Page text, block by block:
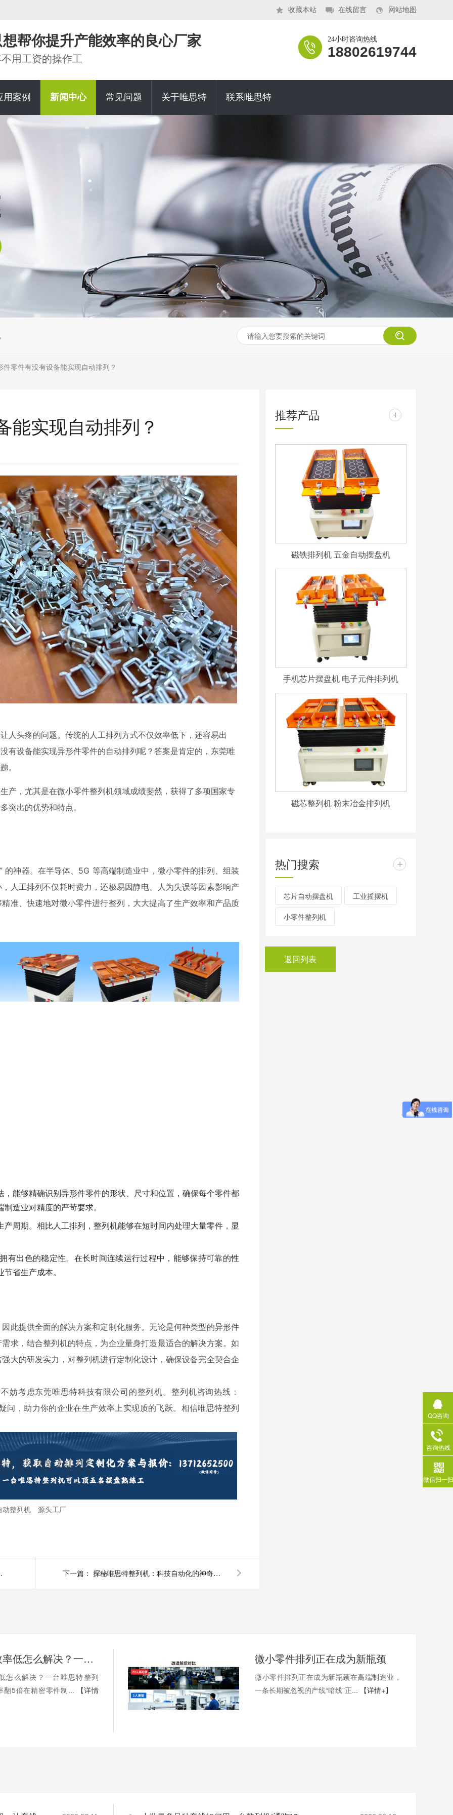
收藏本站 在线留言 网站地图
想帮你提升产能效率的良心厂家
用工资的操作工
24小时咨询热线
18802619744
用案例 新闻中心 常见问题 关于唯思特 联系唯思特
件零件有没有设备能实现自动排列？
能实现自动排列？
人头疼的问题。传统的人工排列方式不仅效率低下，还容易出
有设备能实现异形件零件的自动排列呢？答案是肯定的，东莞唯
。
产，尤其是在微小零件整列机领域成绩斐然，获得了多项国家专
突出的优势和特点。
的神器。在半导体、5G 等高端制造业中，微小零件的排列、组装
人工排列不仅耗时费力，还极易因静电、人为失误等因素影响产
准、快速地对微小零件进行整列，大大提高了生产效率和产品质
能够精确识别异形件零件的形状、尺寸和位置，确保每个零件都
造业对精度的严苛要求。
周期。相比人工排列，整列机能够在短时间内处理大量零件，显
有出色的稳定性。在长时间连续运行过程中，能够保持可靠的性
省生产成本。
此提供全面的解决方案和定制化服务。无论是何种类型的异形件
求，结合整列机的特点，为企业量身打造最适合的解决方案。如
大的研发实力，对整列机进行定制化设计，确保设备完全契合企
妨考虑东莞唯思特科技有限公司的整列机。整列机咨询热线：
问，助力你的企业在生产效率上实现质的飞跃。相信唯思特整列
动整列机 源头工厂
制造新纪元 下一篇： 探秘唯思特整列机：科技自动化的神奇力量
推荐产品 +
磁铁排列机 五金自动摆盘机
手机芯片摆盘机 电子元件排列机
磁芯整列机 粉末冶金排列机
热门搜索 +
芯片自动摆盘机 工业摇摆机
小零件整列机
返回列表
人工摆盘效率低怎么解决？一台唯思特整列机，让产线效率翻5倍
怎么解决？一台唯思特整列
翻5倍在精密零件制...
【详情
微小零件排列正在成为新瓶颈
微小零件排列正在成为新瓶颈在高端制造业，
一条长期被忽视的产线“暗线”正...
【详情+】
QQ咨询
咨询热线
微信扫一扫